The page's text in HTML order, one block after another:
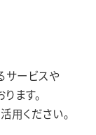
サービスや
ます。
用ください。